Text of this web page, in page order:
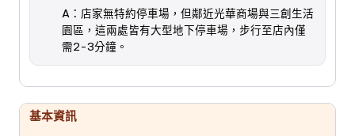
A：店家無特約停車場，但鄰近光華商場與三創生活
園區，這兩處皆有大型地下停車場，步行至店內僅
需2-3分鐘。
基本資訊